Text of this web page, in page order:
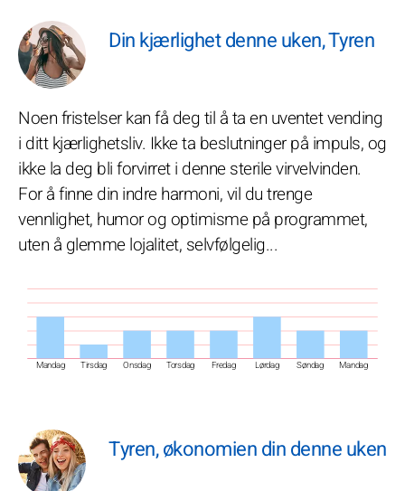
Din kjærlighet denne uken, Tyren
Mandag Tirsdag Onsdag Torsdag Fredag Lørdag Søndag Mandag
Noen fristelser kan få deg til å ta en uventet vending
i ditt kjærlighetsliv. Ikke ta beslutninger på impuls, og
ikke la deg bli forvirret i denne sterile virvelvinden.
For å finne din indre harmoni, vil du trenge
vennlighet, humor og optimisme på programmet,
uten å glemme lojalitet, selvfølgelig...
Tyren, økonomien din denne uken